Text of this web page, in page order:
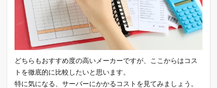
どちらもおすすめ度の高いメーカーですが、ここからはコス
トを徹底的に比較したいと思います。
特に気になる、サーバーにかかるコストを見てみましょう。